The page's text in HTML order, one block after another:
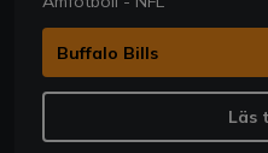
Buffalo Bills
Läs